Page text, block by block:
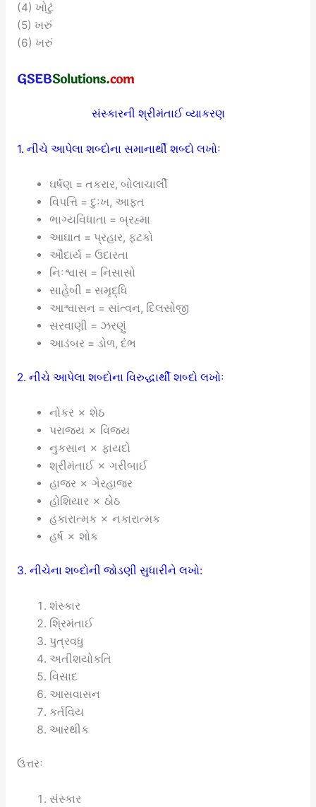
(4) ખોટું
(5) ખરું
(6) ખરું
સંસ્કારની શ્રીમંતાઈ વ્યાકરણ
1. નીચે આપેલા શબ્દોના સમાનાર્થી શબ્દો લખોઃ
ઘર્ષણ = તકરાર, બોલાચાર્લી
વિપત્તિ = દુઃખ, આફત
ભાગ્યવિધાતા = બ્રહ્મા
આઘાત = પ્રહાર, ફટકો
ઔદાર્ય = ઉદારતા
નિઃશ્વાસ = નિસાસો
સાહેબી = સમૃદ્ધિ
આશ્વાસન = સાંત્વન, દિલસોજી
સરવાણી = ઝરણું
આડંબર = ડોળ, દંભ
2. નીચે આપેલા શબ્દોના વિરુદ્ધાર્થી શબ્દો લખોઃ
નોકર ✗ શેઠ
પરાજય ✗ વિજય
નુકસાન ✗ ફાયદો
શ્રીમંતાઈ ✗ ગરીબાઈ
હાજર ✗ ગેરહાજર
હોશિયાર ✗ ઠોઠ
હકારાત્મક ✗ નકારાત્મક
હર્ષ ✗ શોક
3. નીચેના શબ્દોની જોડણી સુધારીને લખો:
શંસ્કાર
શ્રિમંતાઈ
પુત્રવધુ
અતીશયોકતિ
વિસાદ
આસવાસન
કર્તવિય
આરથીક
ઉત્તરઃ
સંસ્કાર